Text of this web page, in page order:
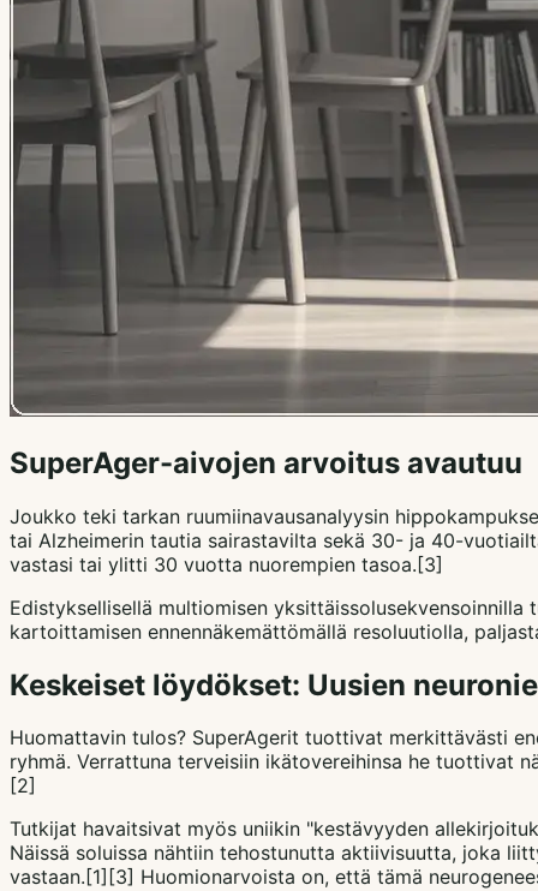
SuperAger-aivojen arvoitus avautuu
Joukko teki tarkan ruumiinavausanalyysin
tai Alzheimerin tautia sairastavilta sekä 30- ja 40-
vastasi tai ylitti 30 vuotta nuorempien tasoa.[3]
Edistyksellisellä multiomisen
kartoittamisen ennennäkemättömällä resoluutiolla,
Keskeiset löydökset: Uusien
Huomattavin tulos? SuperAgerit tuottivat merkittävästi
ryhmä. Verrattuna terveisiin ikätovereihinsa he tuottivat
[2]
Tutkijat havaitsivat myös uniikin "kestävyyden
Näissä soluissa nähtiin tehostunutta aktiivisuutta, joka
vastaan.[1][3] Huomionarvoista on, että tämä